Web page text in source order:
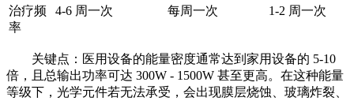
治疗频
率
4-6 周一次 每周一次 1-2 周一次
关键点：医用设备的能量密度通常达到家用设备的 5-10
倍，且总输出功率可达 300W - 1500W 甚至更高。在这种能量
等级下，光学元件若无法承受，会出现膜层烧蚀、玻璃炸裂、